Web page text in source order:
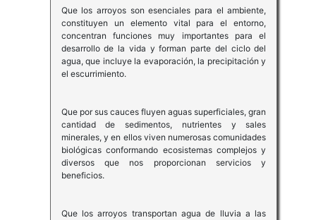
Que los arroyos son esenciales para el ambiente,
constituyen un elemento vital para el entorno,
concentran funciones muy importantes para el
desarrollo de la vida y forman parte del ciclo del
agua, que incluye la evaporación, la precipitación y
el escurrimiento.
Que por sus cauces fluyen aguas superficiales, gran
cantidad de sedimentos, nutrientes y sales
minerales, y en ellos viven numerosas comunidades
biológicas conformando ecosistemas complejos y
diversos que nos proporcionan servicios y
beneficios.
Que los arroyos transportan agua de lluvia a las